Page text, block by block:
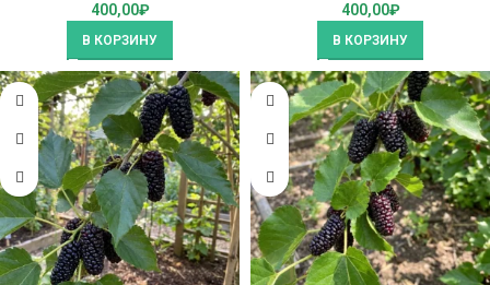
400,00₽
В КОРЗИНУ
400,00₽
В КОРЗИНУ